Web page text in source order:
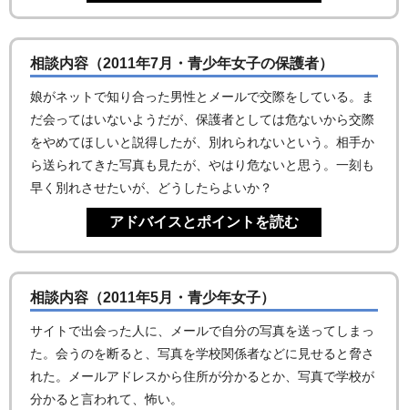
相談内容（2011年7月・青少年女子の保護者）
娘がネットで知り合った男性とメールで交際をしている。ま
だ会ってはいないようだが、保護者としては危ないから交際
をやめてほしいと説得したが、別れられないという。相手か
ら送られてきた写真も見たが、やはり危ないと思う。一刻も
早く別れさせたいが、どうしたらよいか？
相談内容（2011年5月・青少年女子）
サイトで出会った人に、メールで自分の写真を送ってしまっ
た。会うのを断ると、写真を学校関係者などに見せると脅さ
れた。メールアドレスから住所が分かるとか、写真で学校が
分かると言われて、怖い。